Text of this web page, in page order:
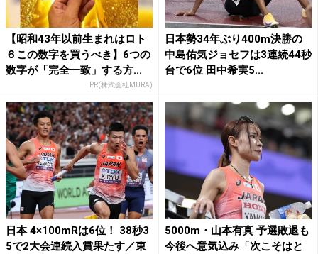
【昭和43年以前生まれはロト
６この数字を買うべき】6つの
数字が「完全一致」する方...
PR(株式会社MURA)
日本勢34年ぶり400m決勝の
中島佑気ジョセフは3連続44秒
台で6位 田中希実5...
日本 4×100mRは6位！ 38秒3
5で2大会連続入賞果たす／東
5000m・山本有真 予選敗退も
今後へ意気込み「次こそはと